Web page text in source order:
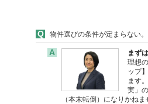
Q 物件選びの条件が定まらない
A
まず
理想
ップ
ます
実」
（本末転倒）になりか